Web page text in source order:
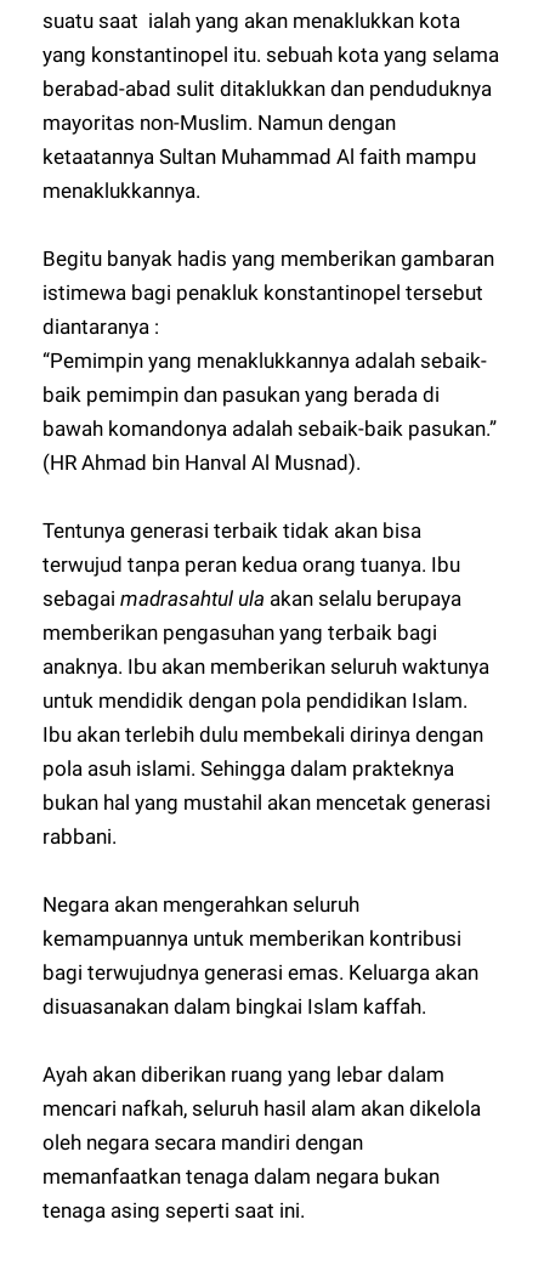
suatu saat ialah yang akan menaklukkan kota
yang konstantinopel itu. sebuah kota yang selama
berabad-abad sulit ditaklukkan dan penduduknya
mayoritas non-Muslim. Namun dengan
ketaatannya Sultan Muhammad Al faith mampu
menaklukkannya.
Begitu banyak hadis yang memberikan gambaran
istimewa bagi penakluk konstantinopel tersebut
diantaranya :
“Pemimpin yang menaklukkannya adalah sebaik-
baik pemimpin dan pasukan yang berada di
bawah komandonya adalah sebaik-baik pasukan.”
(HR Ahmad bin Hanval Al Musnad).
Tentunya generasi terbaik tidak akan bisa
terwujud tanpa peran kedua orang tuanya. Ibu
sebagaimadrasahtul ula akan selalu berupaya
memberikan pengasuhan yang terbaik bagi
anaknya. Ibu akan memberikan seluruh waktunya
untuk mendidik dengan pola pendidikan Islam.
Ibu akan terlebih dulu membekali dirinya dengan
pola asuh islami. Sehingga dalam prakteknya
bukan hal yang mustahil akan mencetak generasi
rabbani.
Negara akan mengerahkan seluruh
kemampuannya untuk memberikan kontribusi
bagi terwujudnya generasi emas. Keluarga akan
disuasanakan dalam bingkai Islam kaffah.
Ayah akan diberikan ruang yang lebar dalam
mencari nafkah, seluruh hasil alam akan dikelola
oleh negara secara mandiri dengan
memanfaatkan tenaga dalam negara bukan
tenaga asing seperti saat ini.